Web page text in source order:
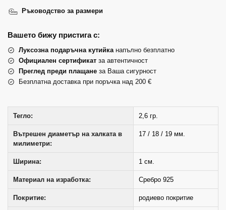
Ръководство за размери
Вашето бижу пристига с:
Луксозна подаръчна кутийка напълно безплатно
Официален сертификат за автентичност
Преглед преди плащане за Ваша сигурност
Безплатна доставка при поръчка над 200 €
Тегло: 2,6 гр.
Вътрешен диаметър на халката в
милиметри:
17 / 18 / 19 мм.
Ширина: 1 см.
Материал на изработка: Сребро 925
Покритие: родиево покритие